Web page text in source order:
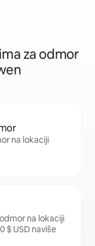
za odmor
na lokaciji
na lokaciji
$ USD naviše